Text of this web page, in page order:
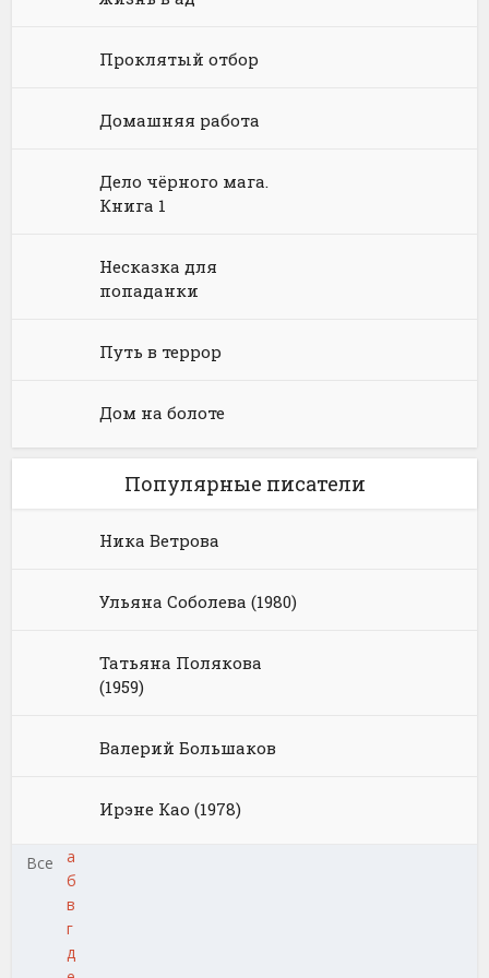
Юмористическое фэнтези
Проклятый отбор
Домашняя работа
Дело чёрного мага.
Книга 1
Несказка для
попаданки
Путь в террор
Дом на болоте
Популярные писатели
Ника Ветрова
Ульяна Соболева (1980)
Татьяна Полякова
(1959)
Валерий Большаков
Ирэне Као (1978)
Все
а
б
в
г
д